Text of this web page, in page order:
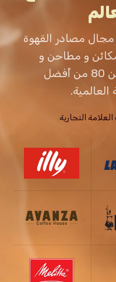
مصادر القهوة
و مطاحن و
إكسسوارات من أكثر من 80 من أفضل
العالمية.
التجارية